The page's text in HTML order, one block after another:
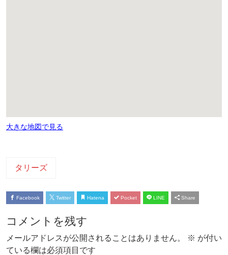
大きな地図で見る
タリーズ
Facebook Twitter Hatena Pocket LINE Share
コメントを残す
メールアドレスが公開されることはありません。 ※ が付い
ている欄は必須項目です